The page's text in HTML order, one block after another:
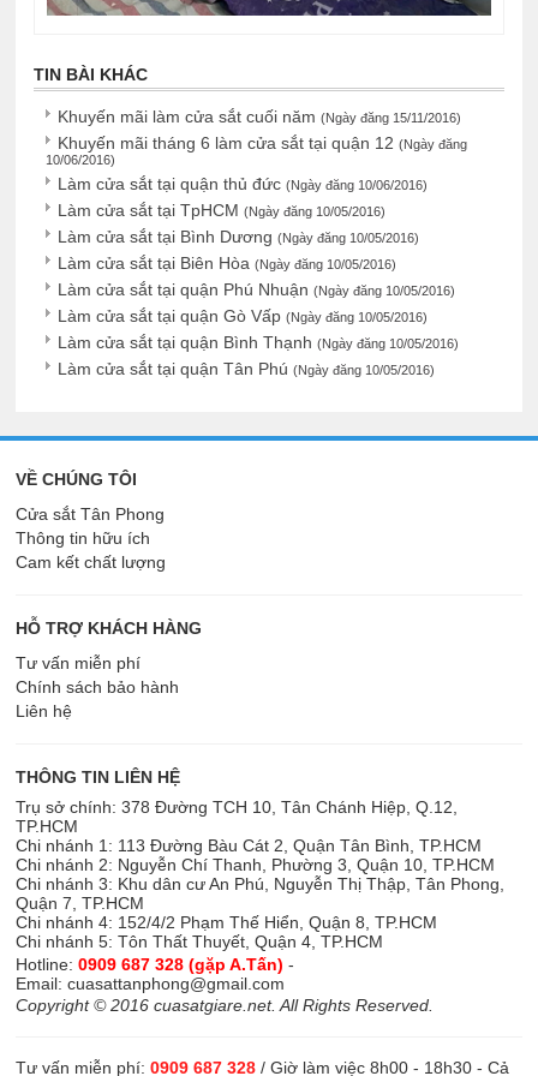
TIN BÀI KHÁC
Khuyến mãi làm cửa sắt cuối năm(Ngày đăng 15/11/2016)
Khuyến mãi tháng 6 làm cửa sắt tại quận 12(Ngày đăng
10/06/2016)
Làm cửa sắt tại quận thủ đức(Ngày đăng 10/06/2016)
Làm cửa sắt tại TpHCM(Ngày đăng 10/05/2016)
Làm cửa sắt tại Bình Dương(Ngày đăng 10/05/2016)
Làm cửa sắt tại Biên Hòa(Ngày đăng 10/05/2016)
Làm cửa sắt tại quận Phú Nhuận(Ngày đăng 10/05/2016)
Làm cửa sắt tại quận Gò Vấp(Ngày đăng 10/05/2016)
Làm cửa sắt tại quận Bình Thạnh(Ngày đăng 10/05/2016)
Làm cửa sắt tại quận Tân Phú(Ngày đăng 10/05/2016)
VỀ CHÚNG TÔI
Cửa sắt Tân Phong
Thông tin hữu ích
Cam kết chất lượng
HỖ TRỢ KHÁCH HÀNG
Tư vấn miễn phí
Chính sách bảo hành
Liên hệ
THÔNG TIN LIÊN HỆ
Trụ sở chính: 378 Đường TCH 10, Tân Chánh Hiệp, Q.12,
TP.HCM
Chi nhánh 1: 113 Đường Bàu Cát 2, Quận Tân Bình, TP.HCM
Chi nhánh 2: Nguyễn Chí Thanh, Phường 3, Quận 10, TP.HCM
Chi nhánh 3: Khu dân cư An Phú, Nguyễn Thị Thập, Tân Phong,
Quận 7, TP.HCM
Chi nhánh 4: 152/4/2 Phạm Thế Hiển, Quận 8, TP.HCM
Chi nhánh 5: Tôn Thất Thuyết, Quận 4, TP.HCM
Hotline:0909 687 328 (gặp A.Tấn) -
Email:cuasattanphong@gmail.com
Copyright © 2016 cuasatgiare.net. All Rights Reserved.
Tư vấn miễn phí:0909 687 328 / Giờ làm việc 8h00 - 18h30 - Cả